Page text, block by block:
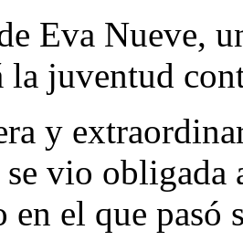
Eva Nueve,
juventud
y
vio obligada
en el que